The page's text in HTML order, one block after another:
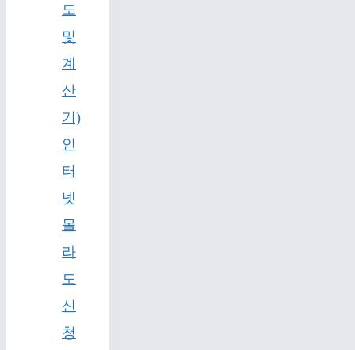
도
및
계
산
기)
인
터
넷
몰
라
도
신
청